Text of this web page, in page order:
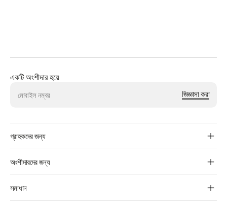
একটি অংশীদার হয়ে
জিজ্ঞাসা করা
Footer
গ্রাহকদের জন্য
গ্রাহকদের
পেমেন্ট চ্যানেল খুঁজুন
অংশীদারদের জন্য
বিলার্স
সমাধান